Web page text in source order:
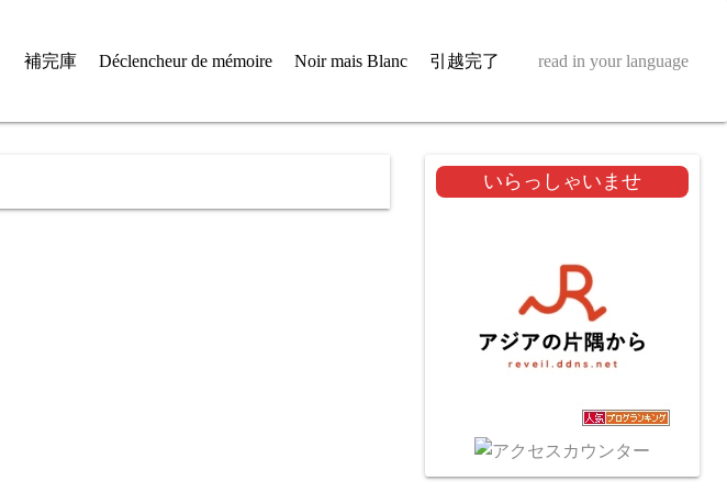
補完庫 Déclencheur de mémoire Noir mais Blanc 引越完了 read in your language
いらっしゃいませ